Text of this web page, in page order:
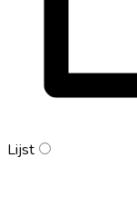
Lijst